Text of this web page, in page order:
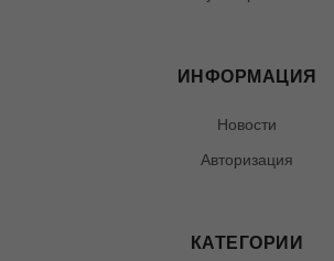
ИНФОРМАЦИЯ
Новости
Авторизация
КАТЕГОРИИ